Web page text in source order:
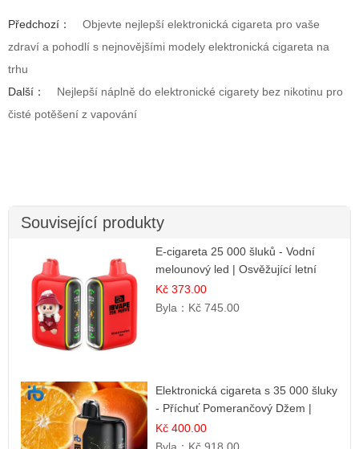
Předchozí：
Objevte nejlepší elektronická cigareta pro vaše
zdraví a pohodlí s nejnovějšími modely elektronická cigareta na
trhu
Další：
Nejlepší náplně do elektronické cigarety bez nikotinu pro
čisté potěšení z vapování
Související produkty
E-cigareta 25 000 šluků - Vodní
melounový led | Osvěžující letní
příchuť
Kč 373.00
Byla： Kč 745.00
Elektronická cigareta s 35 000 šluky
- Příchuť Pomerančový Džem |
Dlouhotrvající zážitek
Kč 400.00